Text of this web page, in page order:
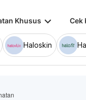
Khusus keyboard_arrow_down Cek
Haloskin